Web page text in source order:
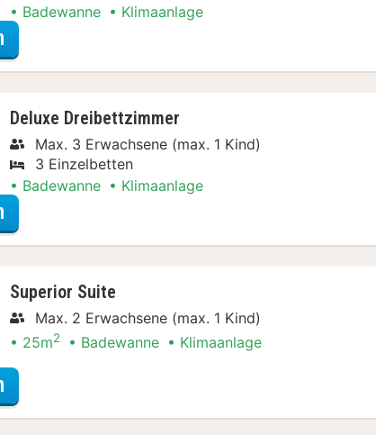
Badewanne
Klimaanlage
Deluxe Dreibettzimmer
Max. 3 Erwachsene (max. 1 Kind)
3 Einzelbetten
Badewanne
Klimaanlage
Superior Suite
Max. 2 Erwachsene (max. 1 Kind)
25m2 Badewanne Klimaanlage